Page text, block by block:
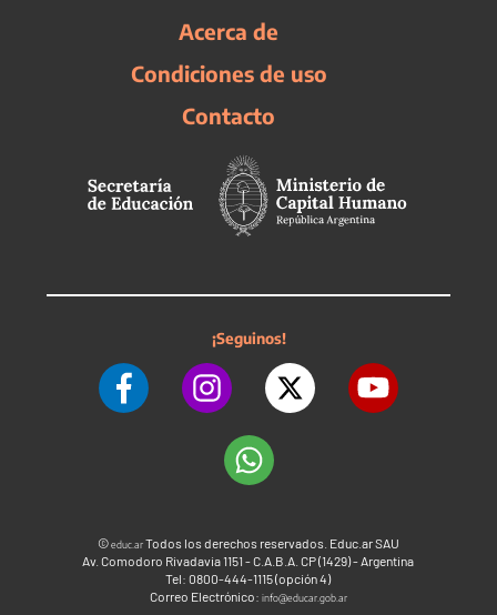
Acerca de
Condiciones de uso
Contacto
¡Seguinos!
©educ.arTodos los derechos reservados. Educ.ar SAU
Av. Comodoro Rivadavia 1151 - C.A.B.A. CP (1429) - Argentina
Tel: 0800-444-1115 (opción 4)
Correo Electrónico: info@educar.gob.ar